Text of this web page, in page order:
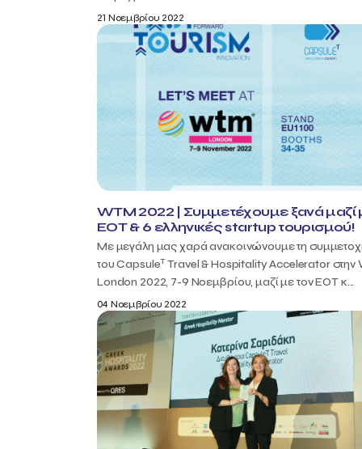
21 Νοεμβρίου 2022
WTM 2022 | Συμμετέχουμε ξανά μαζί
ΕΟΤ & 6 ελληνικές startup τουρισμού!
Με μεγάλη μας χαρά ανακοινώνουμε τη
του CapsuleTTravel & Hospitality Accelerator στην
London 2022, 7-9 Νοεμβρίου, μαζί με τον ΕΟΤ κ...
04 Νοεμβρίου 2022